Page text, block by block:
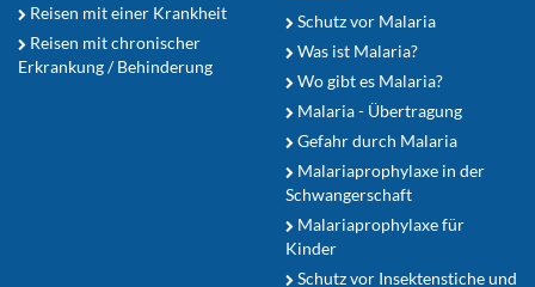
Reisen mit einer Krankheit
Reisen mit chronischer
Erkrankung / Behinderung
Schutz vor Malaria
Was ist Malaria?
Wo gibt es Malaria?
Malaria - Übertragung
Gefahr durch Malaria
Malariaprophylaxe in der
Schwangerschaft
Malariaprophylaxe für
Kinder
Schutz vor Insektenstiche und